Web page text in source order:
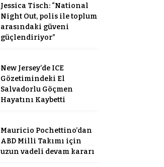
Jessica Tisch: “National
Night Out, polis ile toplum
arasındaki güveni
güçlendiriyor”
New Jersey’de ICE
Gözetimindeki El
Salvadorlu Göçmen
Hayatını Kaybetti
Mauricio Pochettino’dan
ABD Milli Takımı için
uzun vadeli devam kararı